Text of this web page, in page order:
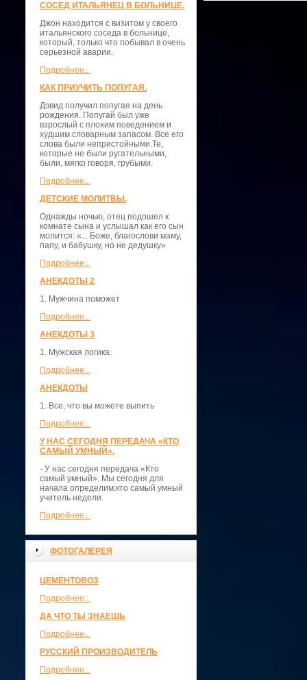
СОСЕД ИТАЛЬЯНЕЦ В БОЛЬНИЦЕ.
Джон находится с визитом у своего
итальянского соседа в больнице,
который, только что побывал в очень
серьезной аварии.
Подробнее...
КАК ПРИУЧИТЬ ПОПУГАЯ.
Дэвид получил попугая на день
рождения. Попугай был уже
взрослый с плохим поведением и
худшим словарным запасом. Все его
слова были непристойными.Те,
которые не были ругательными,
были, мягко говоря, грубыми.
Подробнее...
ДЕТСКИЕ МОЛИТВЫ.
Однажды ночью, отец подошел к
комнате сына и услышал как его сын
молится: «... Боже, благослови маму,
папу, и бабушку, но не дедушку»
Подробнее...
АНЕКДОТЫ 2
1. Мужчина поможет
Подробнее...
АНЕКДОТЫ 3
1. Мужская логика.
Подробнее...
АНЕКДОТЫ
1. Все, что вы можете выпить
Подробнее...
У НАС СЕГОДНЯ ПЕРЕДАЧА «КТО
САМЫЙ УМНЫЙ».
- У нас сегодня передача «Кто
самый умный». Мы сегодня для
начала определим:кто самый умный
учитель недели.
Подробнее...
ФОТОГАЛЕРЕЯ
ЦЕМЕНТОВОЗ
Подробнее...
ДА ЧТО ТЫ ЗНАЕШЬ
Подробнее...
РУССКИЙ ПРОИЗВОДИТЕЛЬ
Подробнее...